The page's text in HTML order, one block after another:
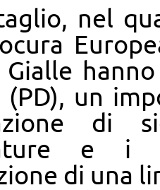
nel
Gialle
(PD), un
di
e i
di una